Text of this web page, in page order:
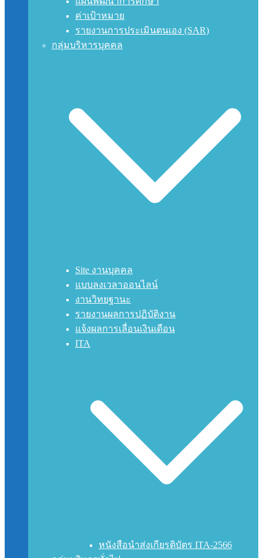
ค่าเป้าหมาย
รายงานการประเมินตนเอง (SAR)
กลุ่มบริหารบุคคล
Site งานบุคคล
แบบลงเวลาออนไลน์
งานวิทยฐานะ
รายงานผลการปฏิบัติงาน
แจ้งผลการเลื่อนเงินเดือน
ITA
หนังสือนำส่งเกียรติบัตร ITA-2566